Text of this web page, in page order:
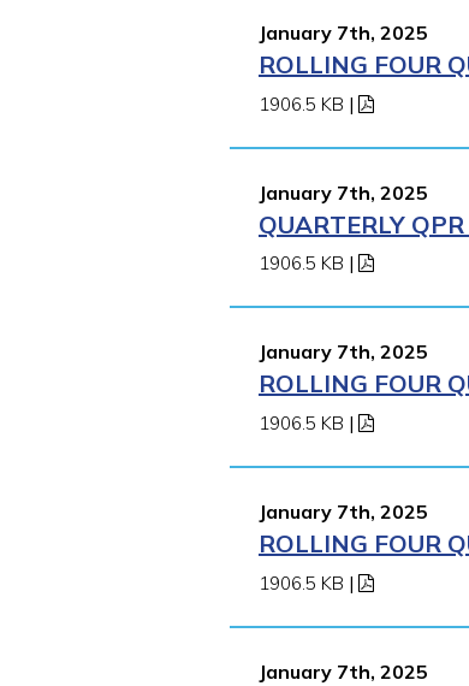
January 7th, 2025
ROLLING FOUR
1906.5 KB |
January 7th, 2025
QUARTERLY
1906.5 KB |
January 7th, 2025
ROLLING FOUR
1906.5 KB |
January 7th, 2025
ROLLING FOUR
1906.5 KB |
January 7th, 2025